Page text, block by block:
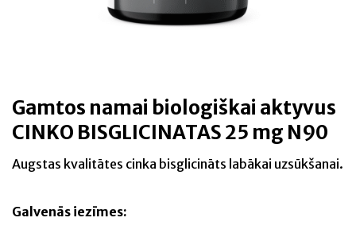
Gamtos namai biologiškai aktyvus
CINKO BISGLICINATAS 25 mg N90
Augstas kvalitātes cinka bisglicināts labākai uzsūkšanai.
Galvenās iezīmes: